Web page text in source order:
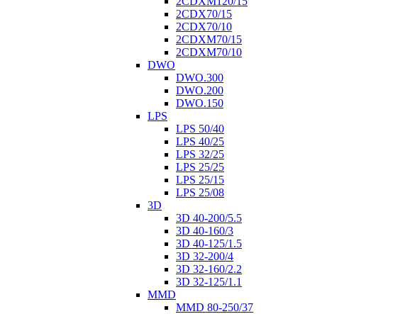
2CDX70/15
2CDX70/10
2CDXM70/15
2CDXM70/10
DWO
DWO.300
DWO.200
DWO.150
LPS
LPS 50/40
LPS 40/25
LPS 32/25
LPS 25/25
LPS 25/15
LPS 25/08
3D
3D 40-200/5.5
3D 40-160/3
3D 40-125/1.5
3D 32-200/4
3D 32-160/2.2
3D 32-125/1.1
MMD
MMD 80-250/37